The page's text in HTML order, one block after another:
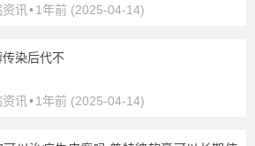
讯 •1年前 (2025-04-14)
染后代不
讯 •1年前 (2025-04-14)